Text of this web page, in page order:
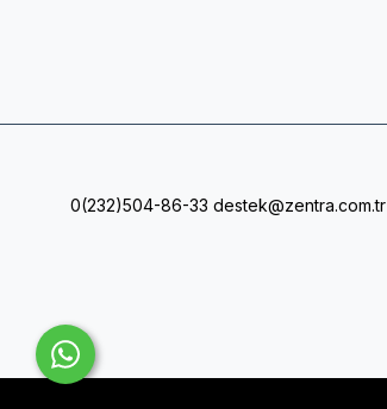
0(232)504-86-33 destek@zentra.com.tr